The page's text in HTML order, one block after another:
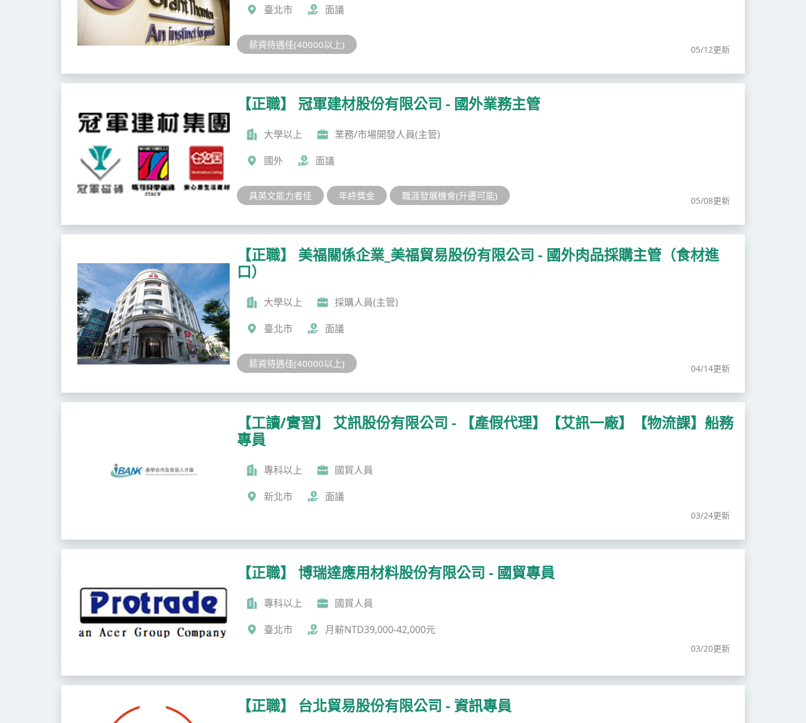
臺北市
面議
薪資待遇佳(40000以上) 05/12更新
【正職】 冠軍建材股份有限公司 - 國外業務主管
大學以上
業務/市場開發人員(主管)
國外
面議
具英文能力者佳 年終獎金 職涯發展機會(升遷可能) 05/08更新
【正職】 美福關係企業_美福貿易股份有限公司 - 國外肉品採購主管（食材進
口）
大學以上
採購人員(主管)
臺北市
面議
薪資待遇佳(40000以上) 04/14更新
【工讀/實習】 艾訊股份有限公司 - 【產假代理】【艾訊一廠】【物流課】船務
專員
專科以上
國貿人員
新北市
面議
03/24更新
【正職】 博瑞達應用材料股份有限公司 - 國貿專員
專科以上
國貿人員
臺北市
月薪NTD39,000-42,000元
03/20更新
【正職】 台北貿易股份有限公司 - 資訊專員